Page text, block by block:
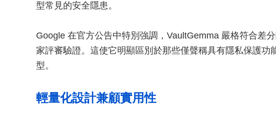
型常見的安全隱患。
Google 在官方公告中特別強調，VaultGemma 嚴格符合差
家評審驗證。這使它明顯區別於那些僅聲稱具有隱私保護功
型。
輕量化設計兼顧實用性